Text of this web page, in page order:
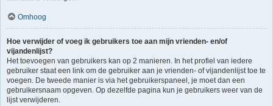
Omhoog
Hoe verwijder of voeg ik gebruikers toe aan mijn vrienden- en/of
vijandenlijst?
Het toevoegen van gebruikers kan op 2 manieren. In het profiel van iedere
gebruiker staat een link om de gebruiker aan je vrienden- of vijandenlijst toe te
voegen. De tweede manier is via het gebruikerspaneel, je moet dan een
gebruikersnaam opgeven. Op dezelfde pagina kun je gebruikers weer van de
lijst verwijderen.